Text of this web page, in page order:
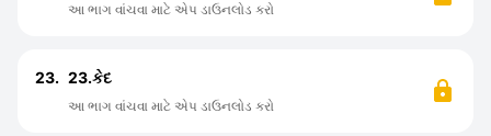
આ ભાગ વાંચવા માટે એપ ડાઉનલોડ કરો
23. 23.કેદ
આ ભાગ વાંચવા માટે એપ ડાઉનલોડ કરો